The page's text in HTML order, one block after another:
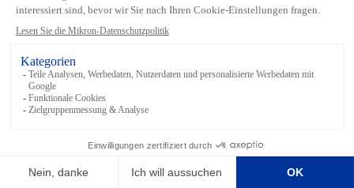
Automation
Machining
Tool
Systeme
Inside Automation
Bedingungen und Konditionen
Datenschutz
Mediathek
Rechtliches Impressum Sitemap